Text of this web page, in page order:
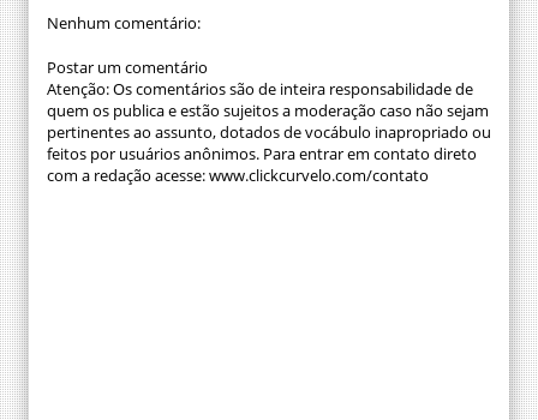
Nenhum comentário:
Postar um comentário
Atenção: Os comentários são de inteira responsabilidade de
quem os publica e estão sujeitos a moderação caso não sejam
pertinentes ao assunto, dotados de vocábulo inapropriado ou
feitos por usuários anônimos. Para entrar em contato direto
com a redação acesse: www.clickcurvelo.com/contato